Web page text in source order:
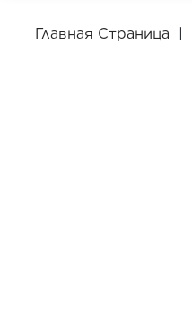
Главная Страница |